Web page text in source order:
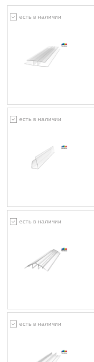
есть в наличии
есть в наличии
есть в наличии
есть в наличии